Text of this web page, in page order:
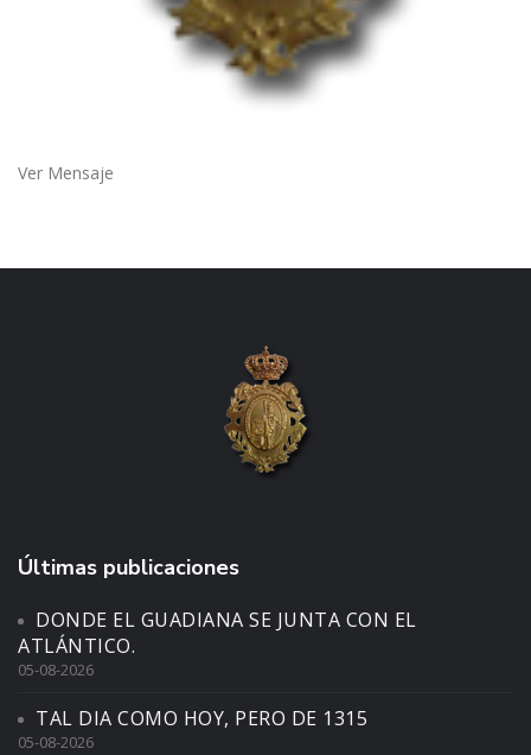
Ver Mensaje
Últimas publicaciones
DONDE EL GUADIANA SE JUNTA CON EL
ATLÁNTICO.
05-08-2026
TAL DIA COMO HOY, PERO DE 1315
05-08-2026